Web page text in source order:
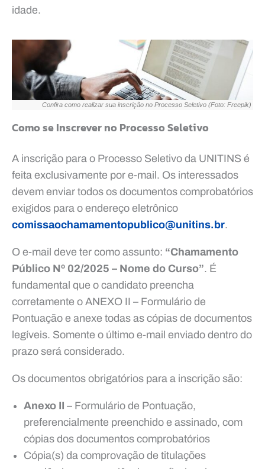
idade.
Confira como realizar sua inscrição no Processo Seletivo (Foto: Freepik)
Como se Inscrever no Processo Seletivo
A inscrição para o Processo Seletivo da UNITINS é
feita exclusivamente por e-mail. Os interessados
devem enviar todos os documentos comprobatórios
exigidos para o endereço eletrônico
comissaochamamentopublico@unitins.br.
O e-mail deve ter como assunto: “Chamamento
Público Nº 02/2025 – Nome do Curso”. É
fundamental que o candidato preencha
corretamente o ANEXO II – Formulário de
Pontuação e anexe todas as cópias de documentos
legíveis. Somente o último e-mail enviado dentro do
prazo será considerado.
Os documentos obrigatórios para a inscrição são:
Anexo II – Formulário de Pontuação,
preferencialmente preenchido e assinado, com
cópias dos documentos comprobatórios
Cópia(s) da comprovação de titulações